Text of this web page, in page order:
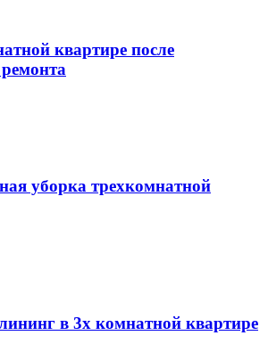
квартире после
уборка трехкомнатной
в 3х комнатной квартире